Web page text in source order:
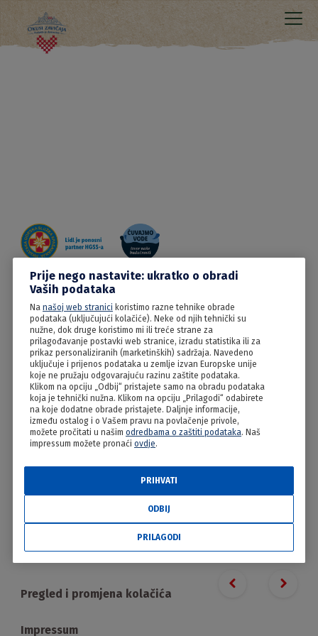
19.03.2024
Kiflice punjene šunkicom i
sirom
Previous slide
Next
Pregled i promjena kolačića
Impressum
Prije nego nastavite: ukratko o obradi
Vaših podataka
Na našoj web stranici koristimo razne tehnike obrade
podataka (uključujući kolačiće). Neke od njih tehnički su
nužne, dok druge koristimo mi ili treće strane za
prilagođavanje postavki web stranice, izradu statistika ili za
prikaz personaliziranih (marketinških) sadržaja. Navedeno
uključuje i prijenos podataka u zemlje izvan Europske unije
koje ne pružaju odgovarajuću razinu zaštite podataka.
Klikom na opciju „Odbij“ pristajete samo na obradu podataka
koja je tehnički nužna. Klikom na opciju „Prilagodi“ odabirete
na koje dodatne obrade pristajete. Daljnje informacije,
između ostalog i o Vašem pravu na povlačenje privole,
možete pročitati u našim odredbama o zaštiti podataka. Naš
impressum možete pronaći ovdje.
ODBIJ
PRIHVATI
PRILAGODI